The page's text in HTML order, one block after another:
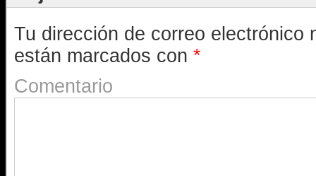
Tu dirección de correo electrónico
están marcados con *
Comentario